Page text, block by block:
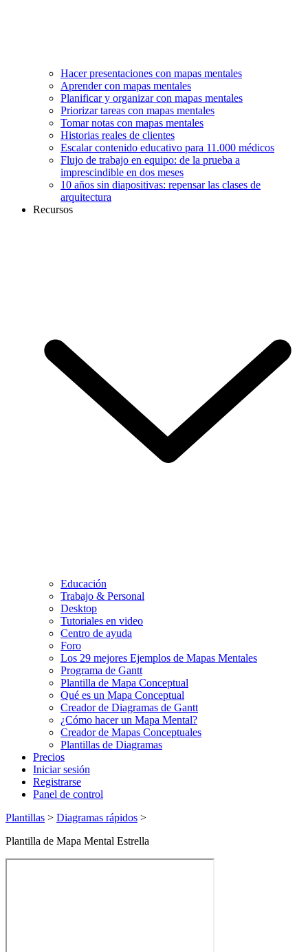
Hacer presentaciones con mapas mentales
Aprender con mapas mentales
Planificar y organizar con mapas mentales
Priorizar tareas con mapas mentales
Tomar notas con mapas mentales
Historias reales de clientes
Escalar contenido educativo para 11.000 médicos
Flujo de trabajo en equipo: de la prueba a
imprescindible en dos meses
10 años sin diapositivas: repensar las clases de
arquitectura
Recursos
Educación
Trabajo & Personal
Desktop
Tutoriales en video
Centro de ayuda
Foro
Los 29 mejores Ejemplos de Mapas Mentales
Programa de Gantt
Plantilla de Mapa Conceptual
Qué es un Mapa Conceptual
Creador de Diagramas de Gantt
¿Cómo hacer un Mapa Mental?
Creador de Mapas Conceptuales
Plantillas de Diagramas
Precios
Iniciar sesión
Registrarse
Panel de control
Plantillas > Diagramas rápidos >
Plantilla de Mapa Mental Estrella